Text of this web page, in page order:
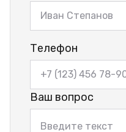
Телефон
Ваш вопрос